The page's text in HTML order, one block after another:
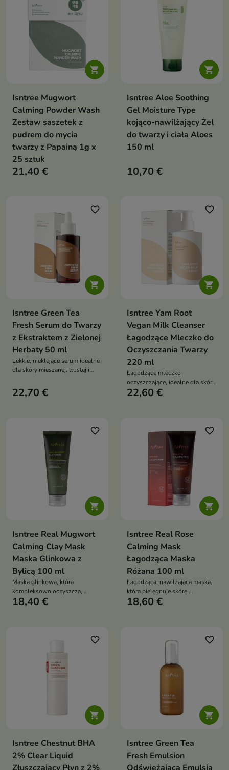

Isntree Mugwort
Calming Powder Wash
Zestaw saszetek z
pudrem do mycia
twarzy z Papainą 1g x
25 sztuk
21,40 €

Isntree Aloe Soothing
Gel Moisture Type
kojąco-nawilżający Żel
do twarzy i ciała Aloes
150 ml
10,70 €

favorite_border
Isntree Green Tea
Fresh Serum do Twarzy
z Ekstraktem z Zielonej
Herbaty 50 ml
Lekkie, nieklejące serum idealne
dla skóry mieszanej, tłustej i
22,70 €

favorite_border
Isntree Yam Root
Vegan Milk Cleanser
Łagodzące Mleczko do
Oczyszczania Twarzy
220 ml
Łagodzące mleczko
oczyszczające, idealne dla skóry
wymagającej delikatnego, a
22,60 €

favorite_border
Isntree Real Mugwort
Calming Clay Mask
Maska Glinkowa z
Bylicą 100 ml
Maska glinkowa, która
kompleksowo oczyszcza,
detoksykuje i odświeża skórę
18,40 €

favorite_border
Isntree Real Rose
Calming Mask
Łagodząca Maska
Różana 100 ml
Łagodząca, nawilżająca maska,
która pielęgnuje skórę,
zapewniając jej ukojenie i
18,60 €

favorite_border
Isntree Chestnut BHA
2% Clear Liquid

favorite_border
Isntree Green Tea
Fresh Emulsion